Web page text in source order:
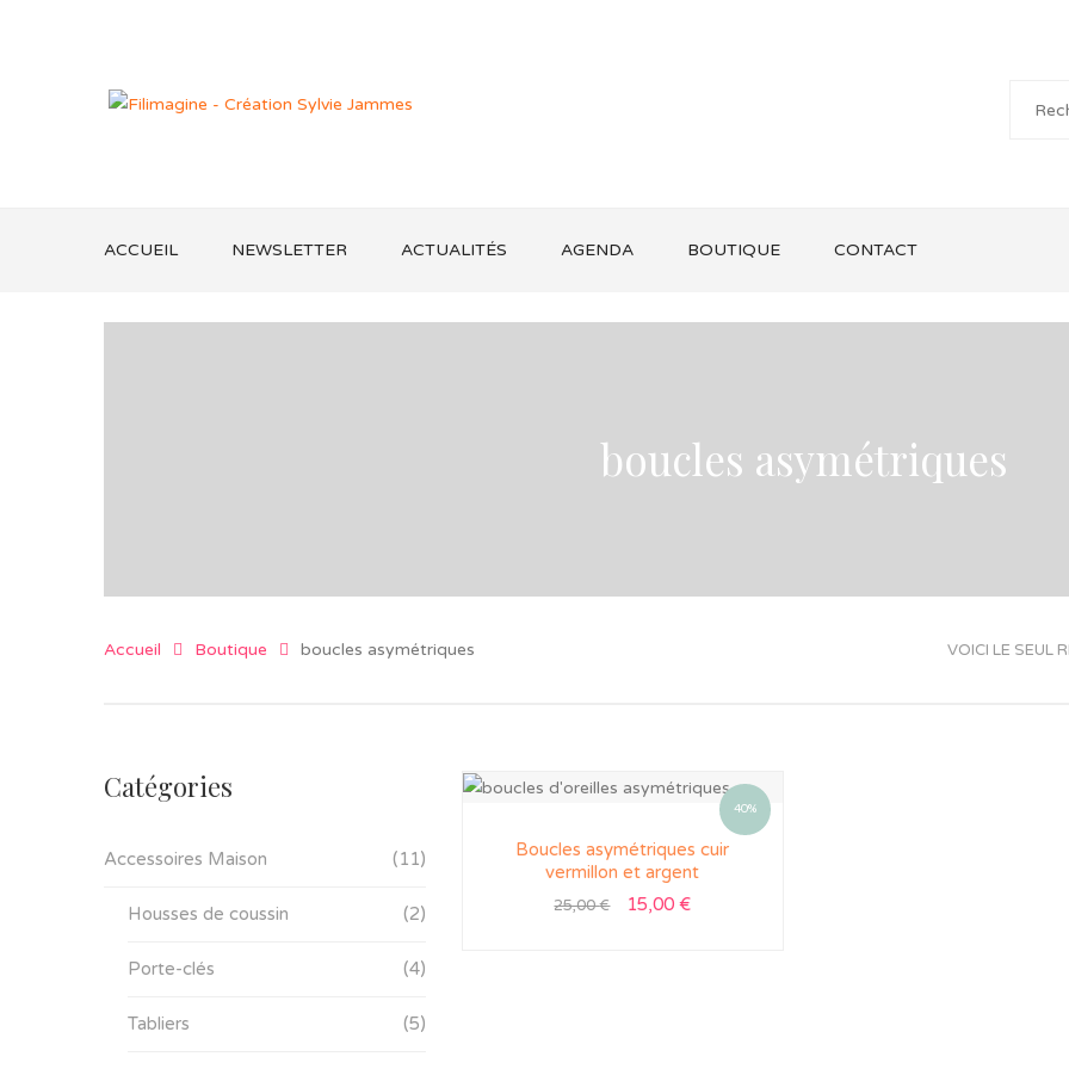
ACCUEIL NEWSLETTER ACTUALITÉS AGENDA BOUTIQUE CONTACT
boucles asymétriques
Accueil Boutique boucles asymétriques VOICI LE SEUL
Catégories
Accessoires Maison (11)
Housses de coussin (2)
Porte-clés (4)
Tabliers (5)
40%
Boucles asymétriques cuir
vermillon et argent
25,00€ 15,00€